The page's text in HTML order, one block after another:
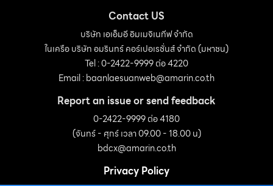
Contact US
บริษัท เอเอ็มอี อิมเมจิเนทีฟ จำกัด
ในเครือ บริษัท อมรินทร์ คอร์เปอเรชั่นส์ จำกัด (มหาชน)
Tel : 0-2422-9999 ต่อ 4220
Email :baanlaesuanweb@amarin.co.th
Report an issue or send feedback
0-2422-9999 ต่อ 4180
(จันทร์ - ศุกร์ เวลา 09.00 - 18.00 น)
bdcx@amarin.co.th
Privacy Policy